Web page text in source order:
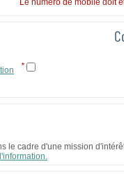
*
cadre d'une mission